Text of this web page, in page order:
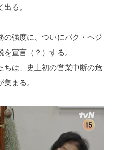
る。
の強度に、ついにパク・ヘジ
宣言（？）する。
ちは、史上初の営業中断の危
まる。